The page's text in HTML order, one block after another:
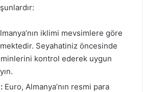
iklimi mevsimlere göre
Seyahatiniz öncesinde
kontrol ederek uygun
Euro, Almanya’nın resmi para